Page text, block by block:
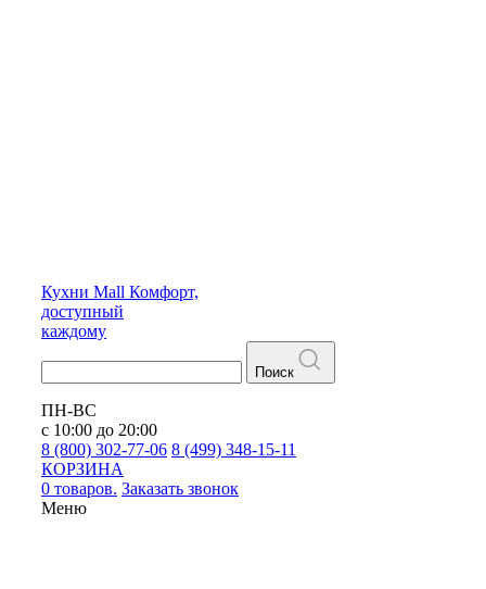
Кухни Mall Комфорт,
доступный
каждому
Поиск
ПН-ВС
с 10:00 до 20:00
8 (800) 302-77-06 8 (499) 348-15-11
КОРЗИНА
0 товаров. Заказать звонок
Меню